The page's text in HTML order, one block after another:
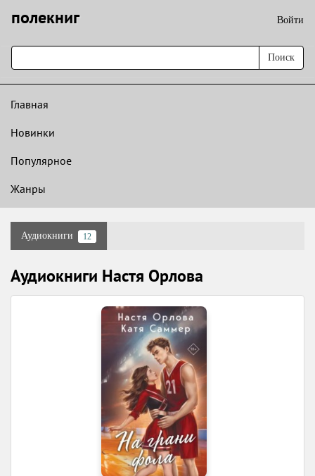
полекниг Войти
Поиск
Главная
Новинки
Популярное
Жанры
Аудиокниги 12
Аудиокниги Настя Орлова